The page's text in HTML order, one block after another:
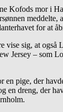
Kofods mor i
meddelte,
for at
vise sig, at også
Jersey – som
en pige, der
en dreng, der